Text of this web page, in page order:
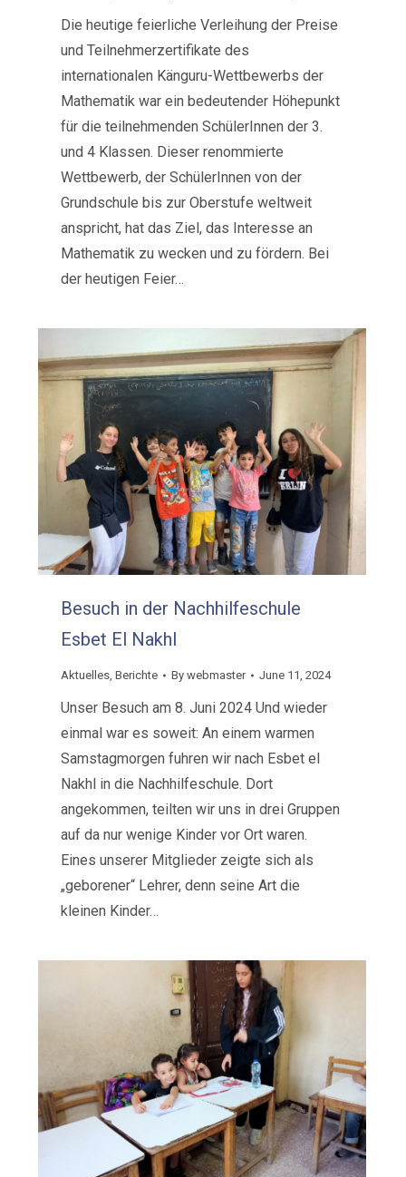
Die heutige feierliche Verleihung der Preise
und Teilnehmerzertifikate des
internationalen Känguru-Wettbewerbs der
Mathematik war ein bedeutender Höhepunkt
für die teilnehmenden SchülerInnen der 3.
und 4 Klassen. Dieser renommierte
Wettbewerb, der SchülerInnen von der
Grundschule bis zur Oberstufe weltweit
anspricht, hat das Ziel, das Interesse an
Mathematik zu wecken und zu fördern. Bei
der heutigen Feier…
Besuch in der Nachhilfeschule
Esbet El Nakhl
Aktuelles,Berichte Bywebmaster June 11, 2024
Unser Besuch am 8. Juni 2024 Und wieder
einmal war es soweit: An einem warmen
Samstagmorgen fuhren wir nach Esbet el
Nakhl in die Nachhilfeschule. Dort
angekommen, teilten wir uns in drei Gruppen
auf da nur wenige Kinder vor Ort waren.
Eines unserer Mitglieder zeigte sich als
„geborener“ Lehrer, denn seine Art die
kleinen Kinder…